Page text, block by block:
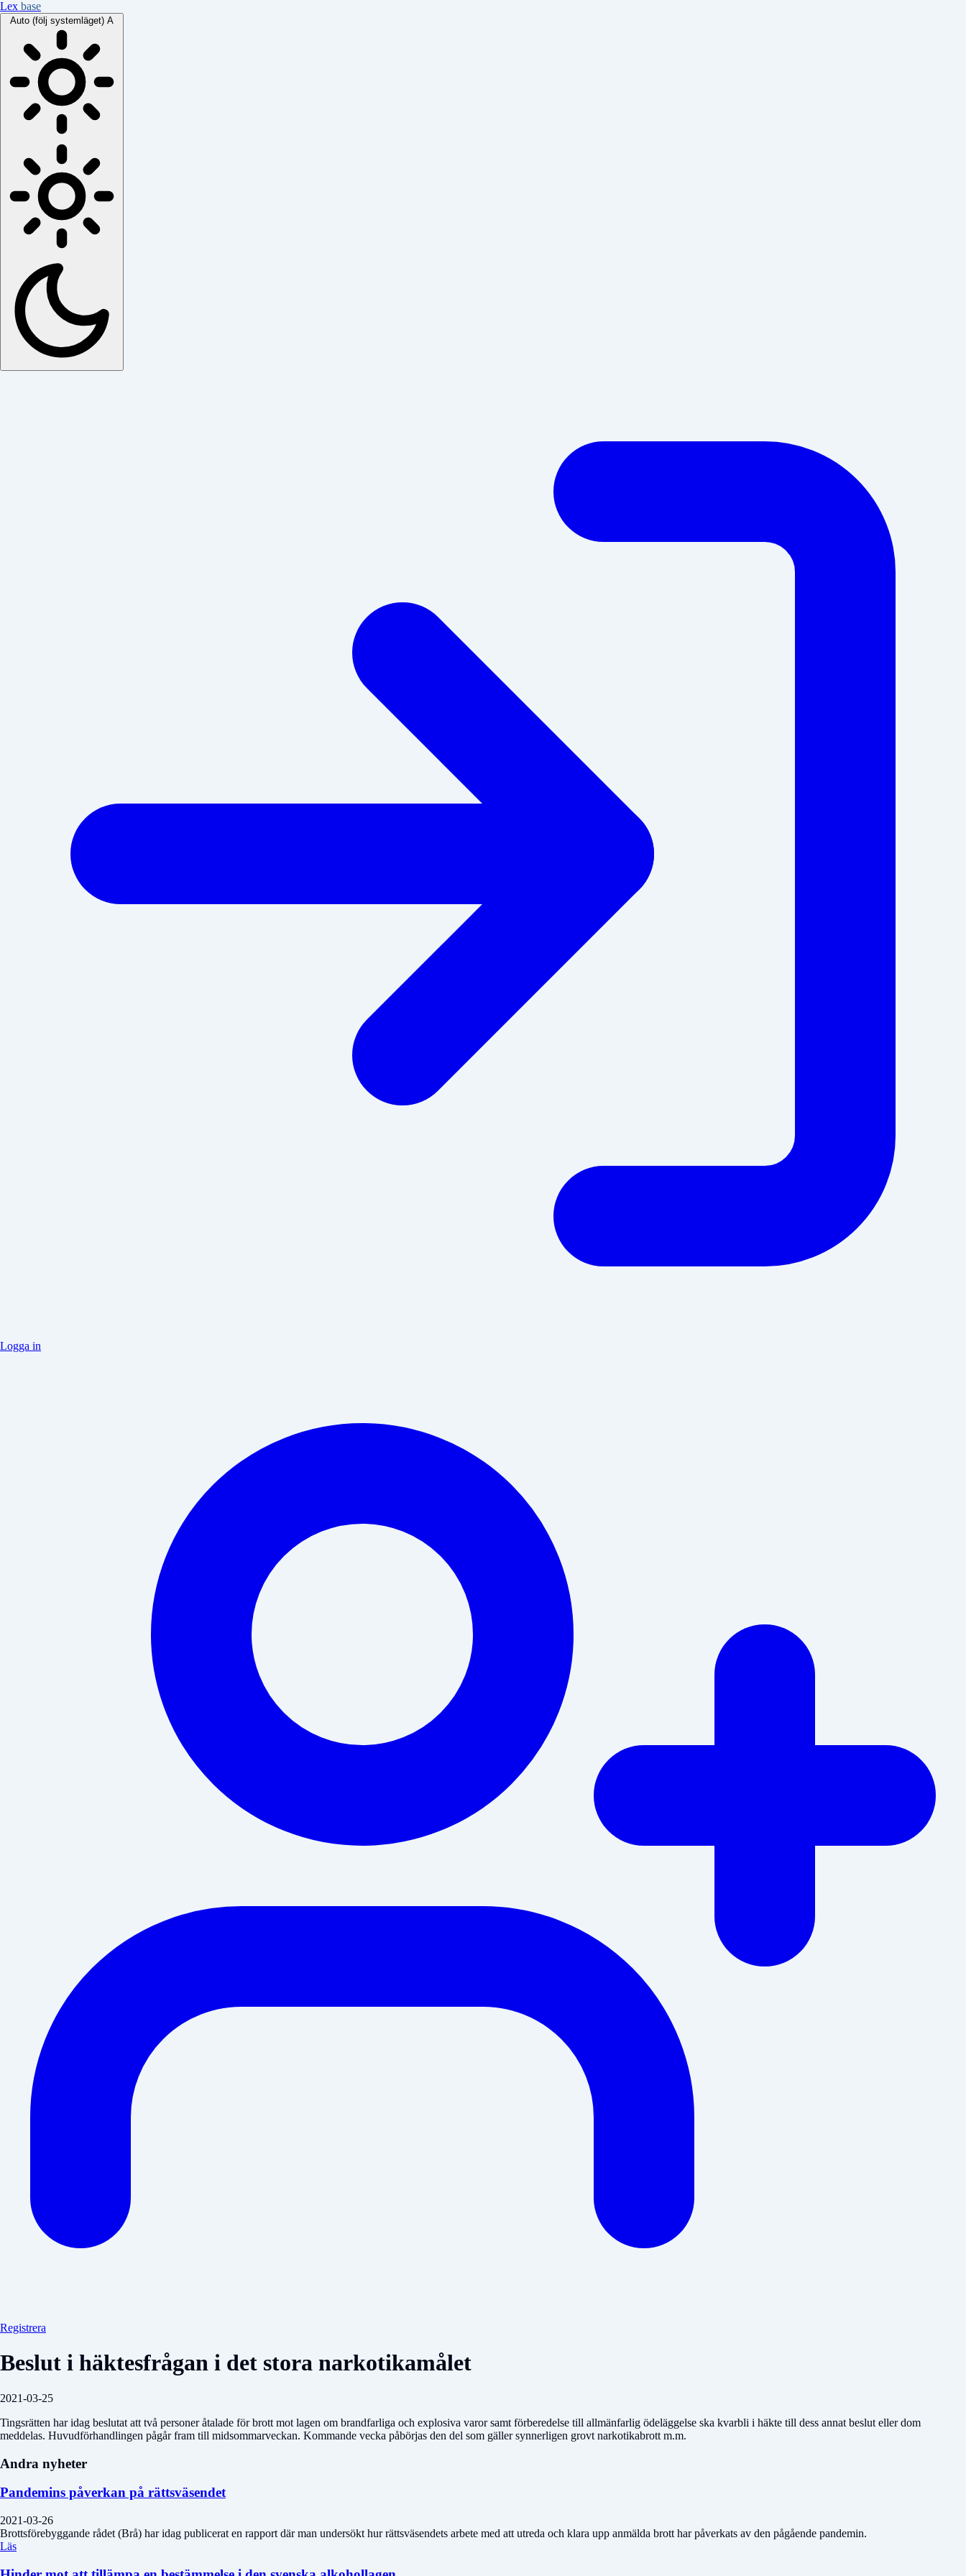
Lex base
Auto (följ systemläget) A
Logga in
Registrera
Beslut i häktesfrågan i det stora narkotikamålet
2021-03-25
Tingsrätten har idag beslutat att två personer åtalade för brott mot lagen om brandfarliga och explosiva varor samt förberedelse till allmänfarlig ödeläggelse ska kvarbli i häkte till dess annat beslut eller dom
meddelas. Huvudförhandlingen pågår fram till midsommarveckan. Kommande vecka påbörjas den del som gäller synnerligen grovt narkotikabrott m.m.
Andra nyheter
Pandemins påverkan på rättsväsendet
2021-03-26
Brottsförebyggande rådet (Brå) har idag publicerat en rapport där man undersökt hur rättsväsendets arbete med att utreda och klara upp anmälda brott har påverkats av den pågående pandemin.
Läs